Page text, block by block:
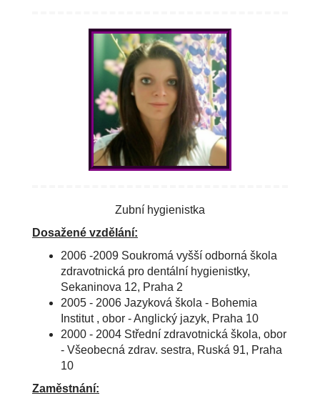
Zubní hygienistka
Dosažené vzdělání:
2006 -2009 Soukromá vyšší odborná škola
zdravotnická pro dentální hygienistky,
Sekaninova 12, Praha 2
2005 - 2006 Jazyková škola - Bohemia
Institut , obor - Anglický jazyk, Praha 10
2000 - 2004 Střední zdravotnická škola, obor
- Všeobecná zdrav. sestra, Ruská 91, Praha
10
Zaměstnání: